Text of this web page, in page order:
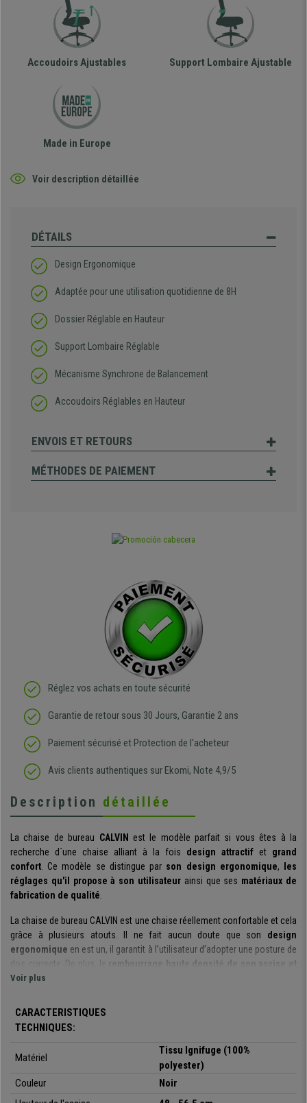
Accoudoirs Ajustables Support Lombaire Ajustable
Made in Europe
Voir description détaillée
DÉTAILS
Design Ergonomique
Adaptée pour une utilisation quotidienne de 8H
Dossier Réglable en Hauteur
Support Lombaire Réglable
Mécanisme Synchrone de Balancement
Accoudoirs Réglables en Hauteur
ENVOIS ET RETOURS
MÉTHODES DE PAIEMENT
Réglez vos achats en toute sécurité
Garantie de retour sous 30 Jours, Garantie 2 ans
Paiement sécurisé et Protection de l'acheteur
Avis clients authentiques sur Ekomi, Note 4,9/5
Description détaillée
La chaise de bureau CALVIN
est le modèle parfait si vous êtes à la
recherche d´une chaise alliant à la fois design attractif et grand
confort. Ce modèle se distingue par son design ergonomique,
les
réglages qu'il propose à son utilisateur ainsi que ses matériaux de
fabrication de qualité.
La chaise de bureau CALVIN est une chaise réellement confortable et cela
grâce à plusieurs atouts. Il ne fait aucun doute que son design
ergonomique en est un, il garantit à l’utilisateur d’adopter une posture de
dos correcte. De plus, le
rembourrage haute densité de son assise et
de son dossier (65kg/m3)
ses différents réglages. Ainsi, son
à l´utilisateur de positionner ce dernier dans une position qui s´ajustera à
ses besoins. Le dossier dispose d´unsupport lombaire ajustable en
hauteur, élément parfait pour pouvoir maintenir une posture optimum
également
, ce qui permet de les régler dans la
Voir plus
CARACTERISTIQUES
TECHNIQUES:
Matériel
Tissu Ignifuge (100%
polyester)
Couleur
Noir